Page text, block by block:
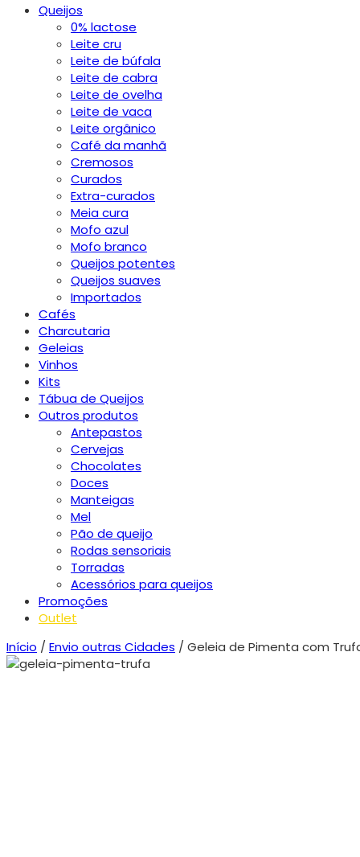
Queijos
0% lactose
Leite cru
Leite de búfala
Leite de cabra
Leite de ovelha
Leite de vaca
Leite orgânico
Café da manhã
Cremosos
Curados
Extra-curados
Meia cura
Mofo azul
Mofo branco
Queijos potentes
Queijos suaves
Importados
Cafés
Charcutaria
Geleias
Vinhos
Kits
Tábua de Queijos
Outros produtos
Antepastos
Cervejas
Chocolates
Doces
Manteigas
Mel
Pão de queijo
Rodas sensoriais
Torradas
Acessórios para queijos
Promoções
Outlet
Início /Envio outras Cidades / Geleia de Pimenta com